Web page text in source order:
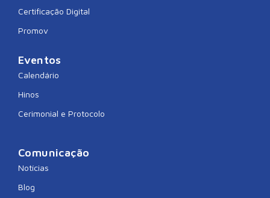
Certificação Digital
Promov
Eventos
Calendário
Hinos
Cerimonial e Protocolo
Comunicação
Notícias
Blog